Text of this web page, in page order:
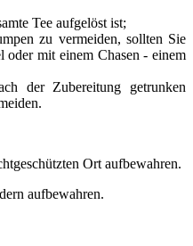
Tee aufgelöst ist;
zu vermeiden, sollten Sie
oder mit einem Chasen - einem
der Zubereitung getrunken
Ort aufbewahren.
aufbewahren.